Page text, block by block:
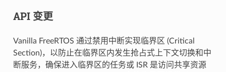
API 变更
Vanilla FreeRTOS 通过禁用中断实现临界区 (Critical
Section)，以防止在临界区内发生抢占式上下文切换和中
断服务，确保进入临界区的任务或 ISR 是访问共享资源